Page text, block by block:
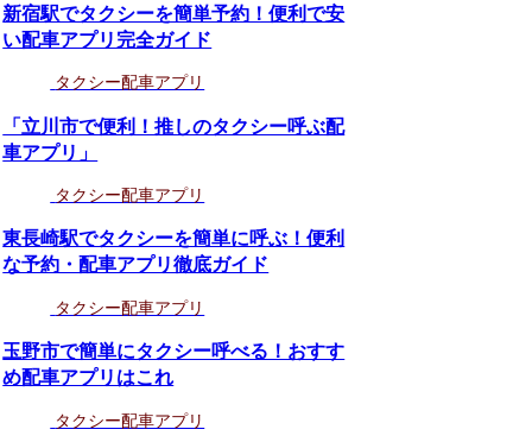
新宿駅でタクシーを簡単予約！便利で安
い配車アプリ完全ガイド
タクシー配車アプリ
「立川市で便利！推しのタクシー呼ぶ配
車アプリ」
タクシー配車アプリ
東長崎駅でタクシーを簡単に呼ぶ！便利
な予約・配車アプリ徹底ガイド
タクシー配車アプリ
玉野市で簡単にタクシー呼べる！おすす
め配車アプリはこれ
タクシー配車アプリ